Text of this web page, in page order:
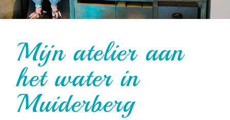
Mijn atelier aan
het water in
Muiderberg